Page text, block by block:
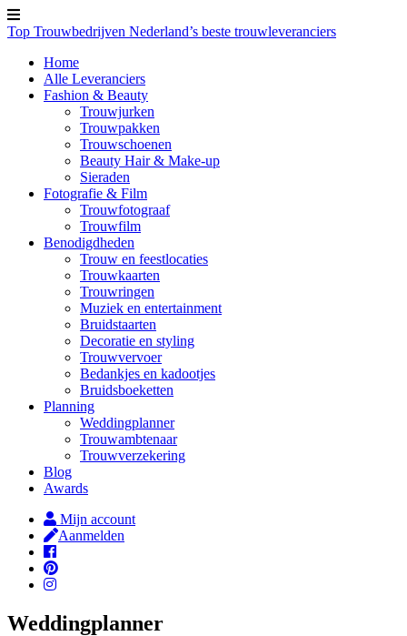
Top Trouwbedrijven Nederland’s beste trouwleveranciers
Home
Alle Leveranciers
Fashion & Beauty
Trouwjurken
Trouwpakken
Trouwschoenen
Beauty Hair & Make-up
Sieraden
Fotografie & Film
Trouwfotograaf
Trouwfilm
Benodigdheden
Trouw en feestlocaties
Trouwkaarten
Trouwringen
Muziek en entertainment
Bruidstaarten
Decoratie en styling
Trouwvervoer
Bedankjes en kadootjes
Bruidsboeketten
Planning
Weddingplanner
Trouwambtenaar
Trouwverzekering
Blog
Awards
Mijn account
Aanmelden
Weddingplanner